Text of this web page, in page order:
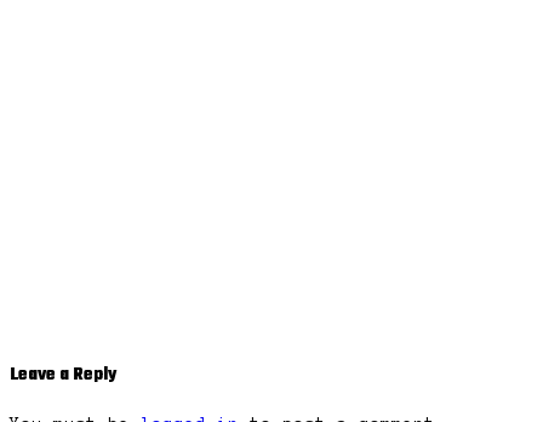
Leave a Reply